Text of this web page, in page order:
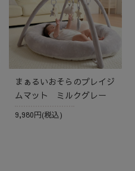
まぁるいおそらのプレイジ
ムマット ミルクグレー
9,980円(税込)